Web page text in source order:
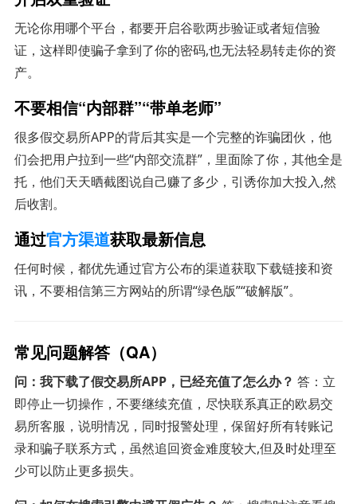
无论你用哪个平台，都要开启谷歌两步验证或者短信验
证，这样即使骗子拿到了你的密码,也无法轻易转走你的资
产。
不要相信“内部群”“带单老师”
很多假交易所APP的背后其实是一个完整的诈骗团伙，他
们会把用户拉到一些“内部交流群”，里面除了你，其他全是
托，他们天天晒截图说自己赚了多少，引诱你加大投入,然
后收割。
通过官方渠道获取最新信息
任何时候，都优先通过官方公布的渠道获取下载链接和资
讯，不要相信第三方网站的所谓“绿色版”“破解版”。
常见问题解答（QA）
问：我下载了假交易所APP，已经充值了怎么办？ 答：立
即停止一切操作，不要继续充值，尽快联系真正的欧易交
易所客服，说明情况，同时报警处理，保留好所有转账记
录和骗子联系方式，虽然追回资金难度较大,但及时处理至
少可以防止更多损失。